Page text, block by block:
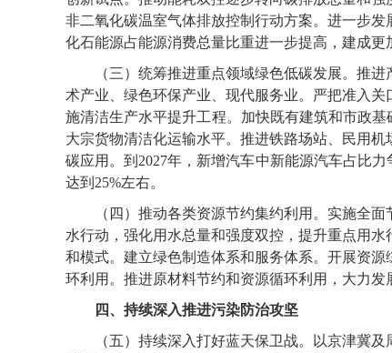
非二氧化碳温室气体排放控制行动方案。进一步
化石能源占能源消费总量比重进一步提高，建成更
（三）统筹推进重点领域绿色低碳发展。推进
术产业、绿色环保产业、现代服务业。严把准入
施清洁生产水平提升工程。加快既有建筑和市政
大宗货物清洁化运输水平。推进铁路场站、民用
碳应用。到2027年，新增汽车中新能源汽车占比
达到25%左右。
（四）推动各类资源节约集约利用。实施全面
水行动，强化用水总量和强度双控，提升重点用
和模式。建立绿色制造体系和服务体系。开展资
环利用。推进原材料节约和资源循环利用，大力发
四、持续深入推进污染防治攻坚
（五）持续深入打好蓝天保卫战。以京津冀及